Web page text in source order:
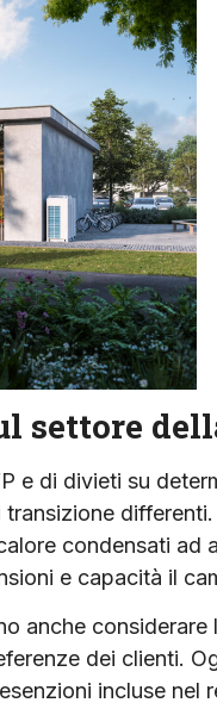
settore
e di divieti su
condensati ad
e capacità il
anche
dei clienti.
incluse